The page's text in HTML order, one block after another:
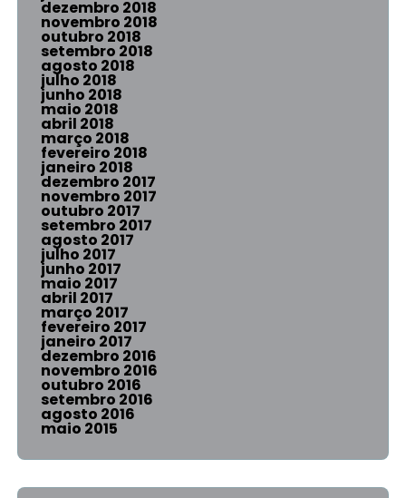
dezembro 2018
novembro 2018
outubro 2018
setembro 2018
agosto 2018
julho 2018
junho 2018
maio 2018
abril 2018
março 2018
fevereiro 2018
janeiro 2018
dezembro 2017
novembro 2017
outubro 2017
setembro 2017
agosto 2017
julho 2017
junho 2017
maio 2017
abril 2017
março 2017
fevereiro 2017
janeiro 2017
dezembro 2016
novembro 2016
outubro 2016
setembro 2016
agosto 2016
maio 2015